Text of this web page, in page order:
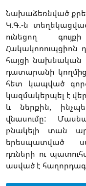
Նախաձեռնված
Կ.Գ.-ն
ունեցող
Հակակոռուպցիոն
հայցի նախնական
դատարանի կողմից
հետ կապված
կազմակերպել է
և ներքին,
վնասումը:
բնակելի տան
երեսպատված
դռների ու
ասված է